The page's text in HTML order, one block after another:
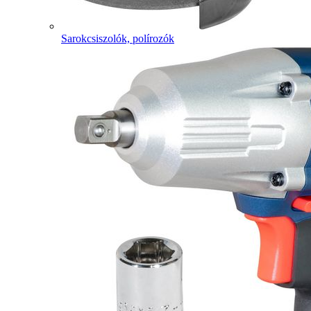
Sarokcsiszolók, polírozók